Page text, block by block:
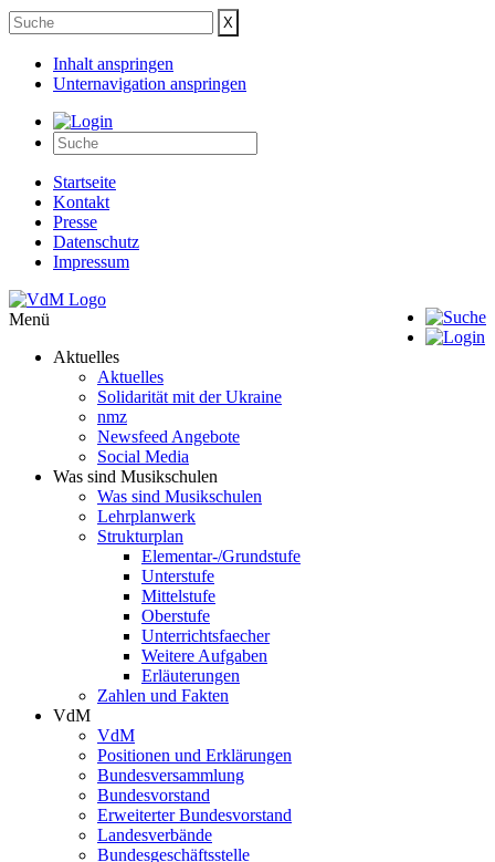
Inhalt anspringen
Unternavigation anspringen
Startseite
Kontakt
Presse
Datenschutz
Impressum
Menü
Aktuelles
Aktuelles
Solidarität mit der Ukraine
nmz
Newsfeed Angebote
Social Media
Was sind Musikschulen
Was sind Musikschulen
Lehrplanwerk
Strukturplan
Elementar-/Grundstufe
Unterstufe
Mittelstufe
Oberstufe
Unterrichtsfaecher
Weitere Aufgaben
Erläuterungen
Zahlen und Fakten
VdM
VdM
Positionen und Erklärungen
Bundesversammlung
Bundesvorstand
Erweiterter Bundesvorstand
Landesverbände
Bundesgeschäftsstelle